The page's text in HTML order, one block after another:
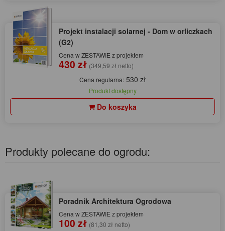
Projekt instalacji solarnej - Dom w orliczkach
(G2)
Cena w ZESTAWIE z projektem
430 zł (349,59 zł netto)
Cena regularna: 530 zł
Produkt dostępny
Do koszyka
Produkty polecane do ogrodu:
Poradnik Architektura Ogrodowa
Cena w ZESTAWIE z projektem
100 zł (81,30 zł netto)